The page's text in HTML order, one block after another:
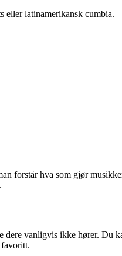
eller latinamerikansk cumbia.
forstår hva som gjør
vanligvis ikke hører. Du